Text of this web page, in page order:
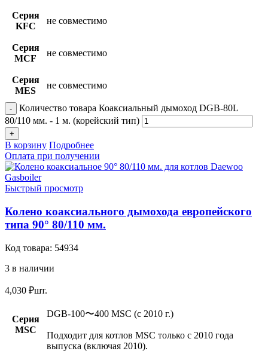
Серия
KFC
не совместимо
Серия
MCF
не совместимо
Серия
MES
не совместимо
Количество товара Коаксиальный дымоход DGB-80L
80/110 мм. - 1 м. (корейский тип)
В корзину Подробнее
Оплата при получении
Быстрый просмотр
Колено коаксиального дымохода европейского
типа 90° 80/110 мм.
Код товара: 54934
3 в наличии
4,030 ₽шт.
Серия
MSC
DGB-100〜400 MSC (c 2010 г.)
Подходит для котлов MSC только с 2010 года
выпуска (включая 2010).